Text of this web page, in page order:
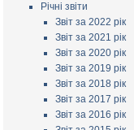
Річні звіти
Звіт за 2022 рік
Звіт за 2021 рік
Звіт за 2020 рік
Звіт за 2019 рік
Звіт за 2018 рік
Звіт за 2017 рік
Звіт за 2016 рік